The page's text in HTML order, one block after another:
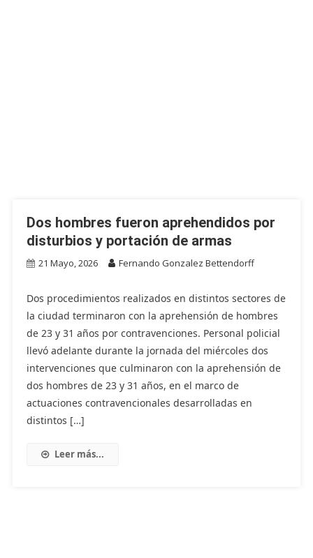
Dos hombres fueron aprehendidos por
disturbios y portación de armas
21 Mayo, 2026 Fernando Gonzalez Bettendorff
Dos procedimientos realizados en distintos sectores de
la ciudad terminaron con la aprehensión de hombres
de 23 y 31 años por contravenciones. Personal policial
llevó adelante durante la jornada del miércoles dos
intervenciones que culminaron con la aprehensión de
dos hombres de 23 y 31 años, en el marco de
actuaciones contravencionales desarrolladas en
distintos […]
Leer más...